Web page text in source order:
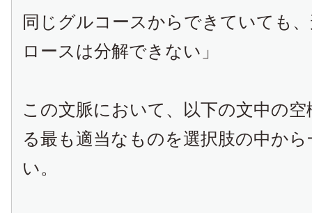
同じグルコースからできていても
ロースは分解できない」
この文脈において、以下の文中の
る最も適当なものを選択肢の中か
い。